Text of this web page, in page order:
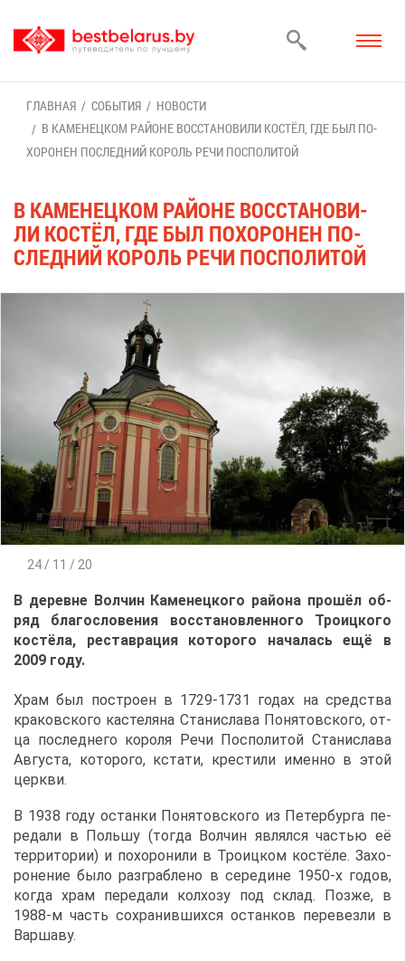
ГЛАВ­НАЯ СО­БЫ­ТИЯ
НО­ВО­СТИ
В КА­МЕ­НЕЦ­КОМ РАЙ­ОНЕ ВОС­СТА­НО­ВИ­ЛИ КО­СТЁЛ, ГДЕ БЫЛ ПО­
ХО­РО­НЕН ПО­СЛЕД­НИЙ КО­РОЛЬ РЕ­ЧИ ПОСПО­ЛИ­ТОЙ
В КА­МЕ­НЕЦ­КОМ РАЙ­ОНЕ ВОС­СТА­НО­ВИ­
ЛИ КО­СТЁЛ, ГДЕ БЫЛ ПО­ХО­РО­НЕН ПО­
СЛЕД­НИЙ КО­РОЛЬ РЕ­ЧИ ПОСПО­ЛИ­ТОЙ
24 / 11 / 20
В де­ревне Вол­чин Ка­ме­нец­ко­го рай­о­на про­шёл об­
ряд бла­го­сло­ве­ния вос­ста­нов­лен­но­го Тро­иц­ко­го
ко­стё­ла, ре­став­ра­ция ко­то­ро­го на­ча­лась ещё в
2009 го­ду.
Храм был по­стро­ен в 1729-1731 го­дах на сред­ства
кра­ков­ско­го ка­сте­ля­на Ста­ни­сла­ва По­ня­тов­ско­го, от­
ца по­след­не­го ко­ро­ля Ре­чи Поспо­ли­той Ста­ни­сла­ва
Ав­гу­ста, ко­то­ро­го, кста­ти, кре­сти­ли имен­но в этой
церк­ви.
В 1938 го­ду остан­ки По­ня­тов­ско­го из Пе­тер­бур­га пе­
ре­да­ли в Поль­шу (то­гда Вол­чин яв­лял­ся ча­стью её
тер­ри­то­рии) и по­хо­ро­ни­ли в Тро­иц­ком ко­стё­ле. За­хо­
ро­не­ние бы­ло раз­граб­ле­но в се­ре­дине 1950-х го­дов,
ко­гда храм пе­ре­да­ли кол­хо­зу под склад. Поз­же, в
1988-м часть со­хра­нив­ших­ся остан­ков пе­ре­вез­ли в
Вар­ша­ву.